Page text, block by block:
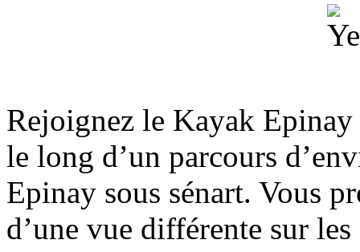
Rejoignez le Kayak
le long d’un parcours
Epinay sous sénart. Vous
d’une vue différente sur